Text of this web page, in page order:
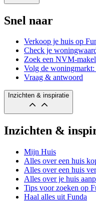
Snel naar
Verkoop je huis op
Check je
Zoek een NVM-
Volg de
Vraag & antwoord
Inzichten & inspiratie
Inzichten &
Mijn Huis
Alles over een huis
Alles over een huis
Alles over je huis
Tips voor zoeken op
Haal alles uit Funda